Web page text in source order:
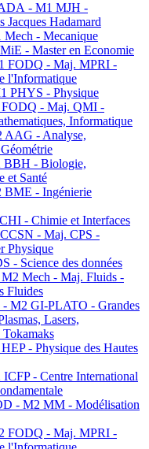
- M1 MJH -
Jacques Hadamard
- Mecanique
- Master en Economie
FODQ - Maj. MPRI -
l'Informatique
PHYS - Physique
- Maj. QMI -
Informatique
- Analyse,
- Biologie,
et Santé
- Ingénierie
- Chimie et Interfaces
- Maj. CPS -
Physique
- Science des données
Mech - Maj. Fluids -
Fluides
M2 GI-PLATO - Grandes
Lasers,
Tokamaks
- Physique des Hautes
- Centre International
- M2 MM - Modélisation
FODQ - Maj. MPRI -